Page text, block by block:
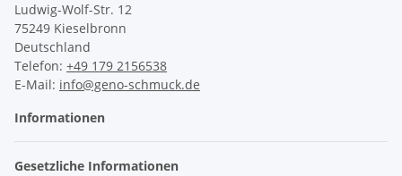
Ludwig-Wolf-Str. 12
75249 Kieselbronn
Deutschland
Telefon: +49 179 2156538
E-Mail: info@geno-schmuck.de
Informationen
Gesetzliche Informationen